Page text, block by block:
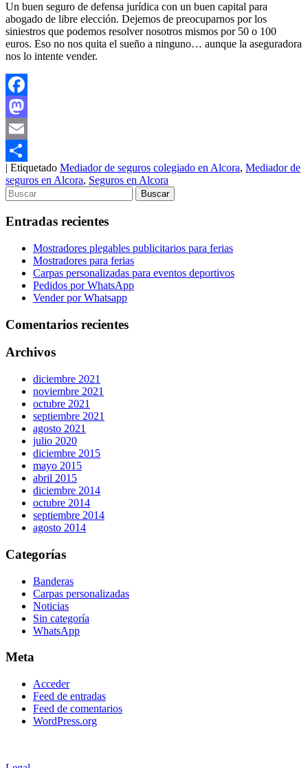
Un buen seguro de defensa jurídica con un buen capital para
abogado de libre elección. Dejemos de preocuparnos por los
siniestros que podemos resolver nosotros mismos por 50 o 100
euros. Eso no nos quita el sueño a ninguno… aunque la aseguradora
nos lo intente vender.
Facebook
Mastodon
Email
Compartir
Etiquetado Mediador de seguros colegiado en Alcora, Mediador de
seguros en Alcora, Seguros en Alcora
Entradas recientes
Mostradores plegables publicitarios para ferias
Mostradores para ferias
Carpas personalizadas para eventos deportivos
Pedidos por WhatsApp
Vender por Whatsapp
Comentarios recientes
Archivos
diciembre 2021
noviembre 2021
octubre 2021
septiembre 2021
agosto 2021
julio 2020
diciembre 2015
mayo 2015
abril 2015
diciembre 2014
octubre 2014
septiembre 2014
agosto 2014
Categorías
Banderas
Carpas personalizadas
Noticias
Sin categoría
WhatsApp
Meta
Acceder
Feed de entradas
Feed de comentarios
WordPress.org